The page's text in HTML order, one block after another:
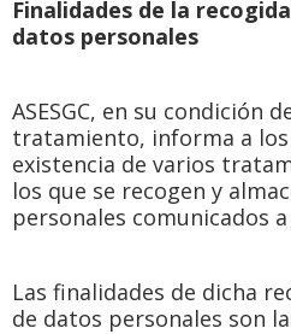
Finalidades de la
datos personales
ASESGC, en su condición
tratamiento, informa a los
existencia de varios
los que se recogen y
personales comunicados a
Las finalidades de dicha
de datos personales son